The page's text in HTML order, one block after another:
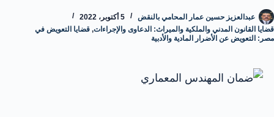
عبدالعزيز حسين عمار المحامي بالنقض
5 أكتوبر، 2022
قضايا القانون المدني والملكية والميراث: الدعاوى والإجراءات, قضايا التعويض في
مصر: التعويض عن الأضرار المادية والأدبية